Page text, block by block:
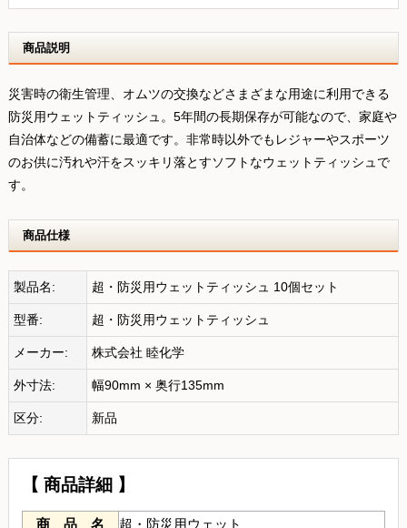
商品説明
災害時の衛生管理、オムツの交換などさまざまな用途に利用できる
防災用ウェットティッシュ。5年間の長期保存が可能なので、家庭や
自治体などの備蓄に最適です。非常時以外でもレジャーやスポーツ
のお供に汚れや汗をスッキリ落とすソフトなウェットティッシュで
す。
商品仕様
製品名: 超・防災用ウェットティッシュ 10個セット
型番: 超・防災用ウェットティッシュ
メーカー: 株式会社 睦化学
外寸法: 幅90mm × 奥行135mm
区分: 新品
【 商品詳細 】
商 品 名
超・防災用ウェット